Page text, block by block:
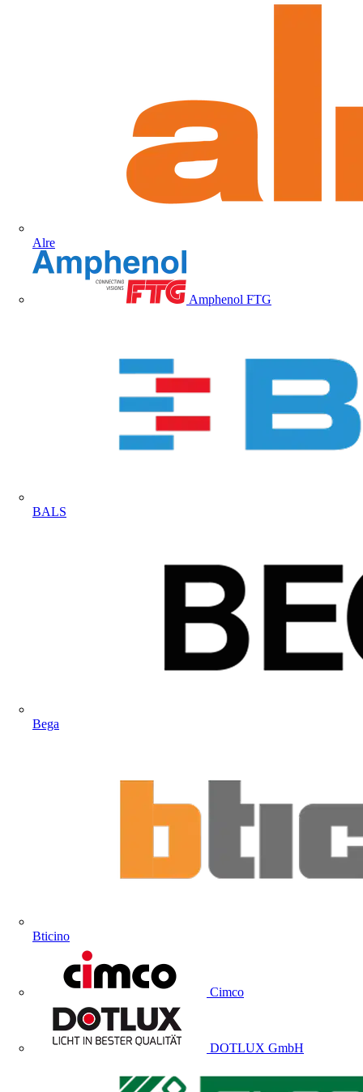
Alre
Amphenol FTG
BALS
Bega
Bticino
Cimco
DOTLUX GmbH